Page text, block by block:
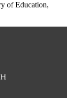
of Education,